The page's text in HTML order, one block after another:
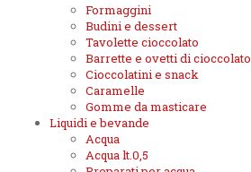
Formaggini
Budini e dessert
Tavolette cioccolato
Barrette e ovetti di cioccolato
Cioccolatini e snack
Caramelle
Gomme da masticare
Liquidi e bevande
Acqua
Acqua lt.0,5